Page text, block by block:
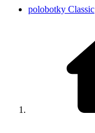
polobotky Classic